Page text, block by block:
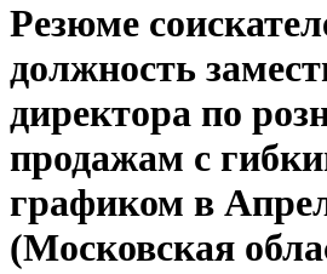
Резюме
должность
директора по
продажам с
графиком в
(Московская